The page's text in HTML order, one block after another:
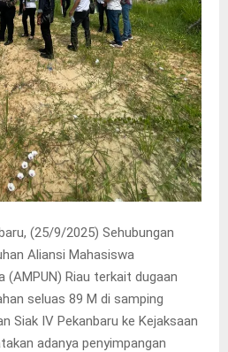
(25/9/2025) Sehubungan
Aliansi Mahasiswa
(AMPUN) Riau terkait dugaan
seluas 89 M di samping
Siak IV Pekanbaru ke Kejaksaan
adanya penyimpangan